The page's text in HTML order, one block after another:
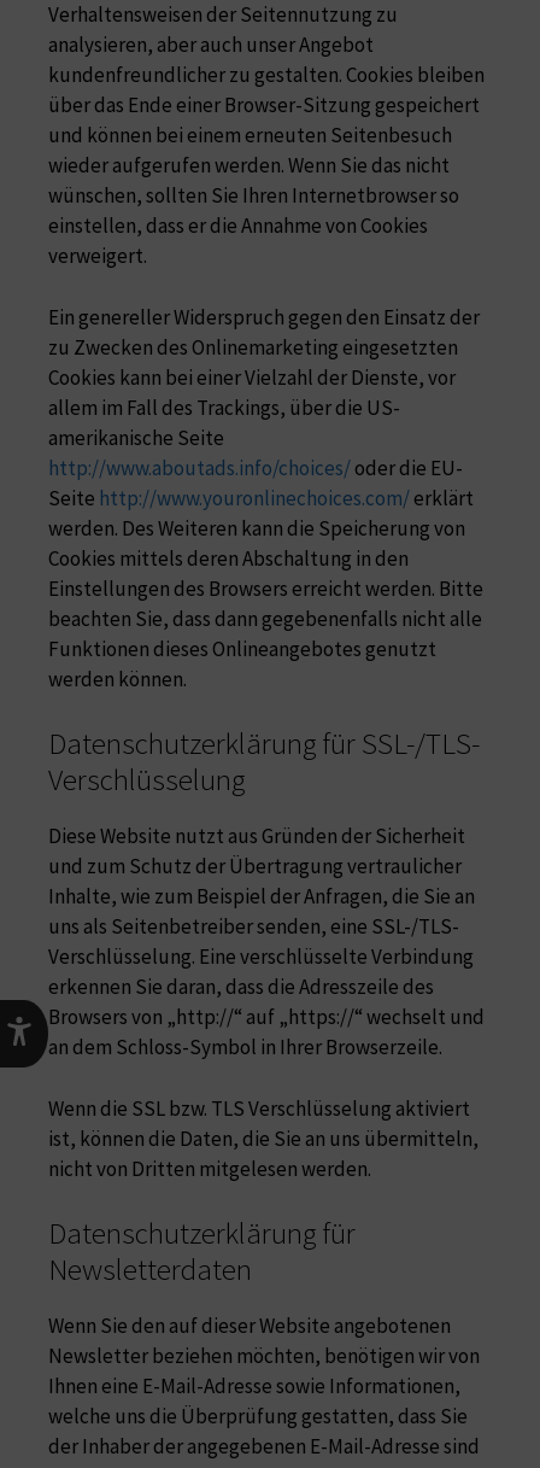
Verhaltensweisen der Seitennutzung zu
analysieren, aber auch unser Angebot
kundenfreundlicher zu gestalten. Cookies bleiben
über das Ende einer Browser-Sitzung gespeichert
und können bei einem erneuten Seitenbesuch
wieder aufgerufen werden. Wenn Sie das nicht
wünschen, sollten Sie Ihren Internetbrowser so
einstellen, dass er die Annahme von Cookies
verweigert.
Ein genereller Widerspruch gegen den Einsatz der
zu Zwecken des Onlinemarketing eingesetzten
Cookies kann bei einer Vielzahl der Dienste, vor
allem im Fall des Trackings, über die US-
amerikanische Seite
http://www.aboutads.info/choices/oder die EU-
Seite http://www.youronlinechoices.com/erklärt
werden. Des Weiteren kann die Speicherung von
Cookies mittels deren Abschaltung in den
Einstellungen des Browsers erreicht werden. Bitte
beachten Sie, dass dann gegebenenfalls nicht alle
Funktionen dieses Onlineangebotes genutzt
werden können.
Datenschutzerklärung für SSL-/TLS-
Verschlüsselung
Diese Website nutzt aus Gründen der Sicherheit
und zum Schutz der Übertragung vertraulicher
Inhalte, wie zum Beispiel der Anfragen, die Sie an
uns als Seitenbetreiber senden, eine SSL-/TLS-
Verschlüsselung. Eine verschlüsselte Verbindung
erkennen Sie daran, dass die Adresszeile des
Browsers von „http://“ auf „https://“ wechselt und
an dem Schloss-Symbol in Ihrer Browserzeile.
Wenn die SSL bzw. TLS Verschlüsselung aktiviert
ist, können die Daten, die Sie an uns übermitteln,
nicht von Dritten mitgelesen werden.
Datenschutzerklärung für
Newsletterdaten
Wenn Sie den auf dieser Website angebotenen
Newsletter beziehen möchten, benötigen wir von
Ihnen eine E-Mail-Adresse sowie Informationen,
welche uns die Überprüfung gestatten, dass Sie
der Inhaber der angegebenen E-Mail-Adresse sind